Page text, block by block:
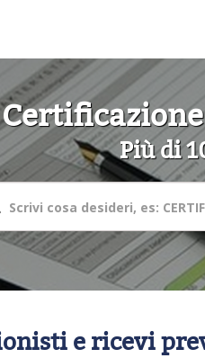
Più di
e ricevi